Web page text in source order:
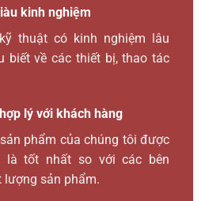
kinh nghiệm
thuật có kinh nghiệm lâu
biết về các thiết bị, thao tác
lý với khách hàng
phẩm của chúng tôi được
là tốt nhất so với các bên
lượng sản phẩm.